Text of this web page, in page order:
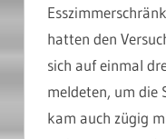
hatten den
sich auf einmal
meldeten, um die
kam auch zügig